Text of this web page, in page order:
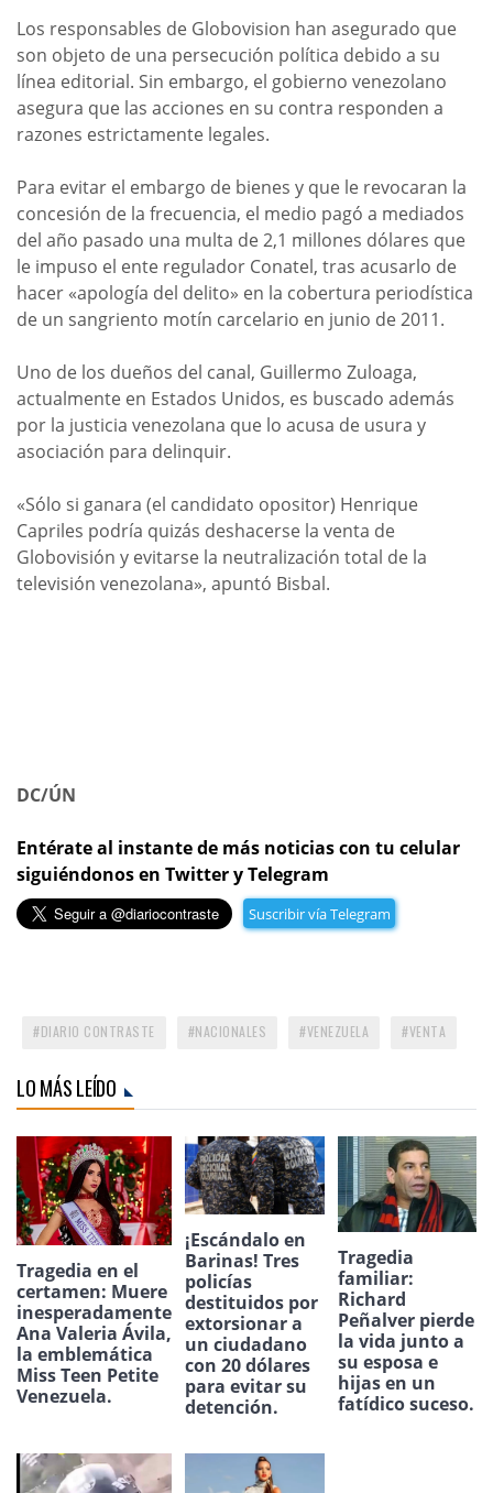
Los responsables de Globovision han asegurado que
son objeto de una persecución política debido a su
línea editorial. Sin embargo, el gobierno venezolano
asegura que las acciones en su contra responden a
razones estrictamente legales.
Para evitar el embargo de bienes y que le revocaran la
concesión de la frecuencia, el medio pagó a mediados
del año pasado una multa de 2,1 millones dólares que
le impuso el ente regulador Conatel, tras acusarlo de
hacer «apología del delito» en la cobertura periodística
de un sangriento motín carcelario en junio de 2011.
Uno de los dueños del canal, Guillermo Zuloaga,
actualmente en Estados Unidos, es buscado además
por la justicia venezolana que lo acusa de usura y
asociación para delinquir.
«Sólo si ganara (el candidato opositor) Henrique
Capriles podría quizás deshacerse la venta de
Globovisión y evitarse la neutralización total de la
televisión venezolana», apuntó Bisbal.
DC/ÚN
Entérate al instante de más noticias con tu celular
siguiéndonos en Twitter y Telegram
Suscribir vía Telegram
DIARIO CONTRASTE NACIONALES VENEZUELA VENTA
LO MÁS LEÍDO
Tragedia en el
certamen: Muere
inesperadamente
Ana Valeria Ávila,
la emblemática
Miss Teen Petite
Venezuela.
¡Escándalo en
Barinas! Tres
policías
destituidos por
extorsionar a
un ciudadano
con 20 dólares
para evitar su
detención.
Tragedia
familiar:
Richard
Peñalver pierde
la vida junto a
su esposa e
hijas en un
fatídico suceso.